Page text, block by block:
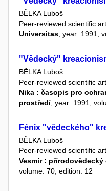
BĚLKA Luboš
Peer-reviewed scientific
Universitas, year: 1991,
"Vědecký"
BĚLKA Luboš
Peer-reviewed scientific
Nika : časopis pro
prostředí, year: 1991,
Fénix "vědeckého"
BĚLKA Luboš
Peer-reviewed scientific
Vesmír : přírodovědecký
volume: 70, edition: 12